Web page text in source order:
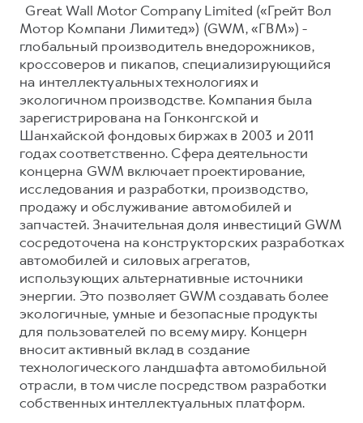
Great Wall Motor Company Limited («Грейт Вол
Мотор Компани Лимитед») (GWM, «ГВМ») -
глобальный производитель внедорожников,
кроссоверов и пикапов, специализирующийся
на интеллектуальных технологиях и
экологичном производстве. Компания была
зарегистрирована на Гонконгской и
Шанхайской фондовых биржах в 2003 и 2011
годах соответственно. Сфера деятельности
концерна GWM включает проектирование,
исследования и разработки, производство,
продажу и обслуживание автомобилей и
запчастей. Значительная доля инвестиций GWM
сосредоточена на конструкторских разработках
автомобилей и силовых агрегатов,
использующих альтернативные источники
энергии. Это позволяет GWM создавать более
экологичные, умные и безопасные продукты
для пользователей по всему миру. Концерн
вносит активный вклад в создание
технологического ландшафта автомобильной
отрасли, в том числе посредством разработки
собственных интеллектуальных платформ.